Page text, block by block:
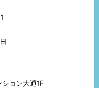
ョン大通1F